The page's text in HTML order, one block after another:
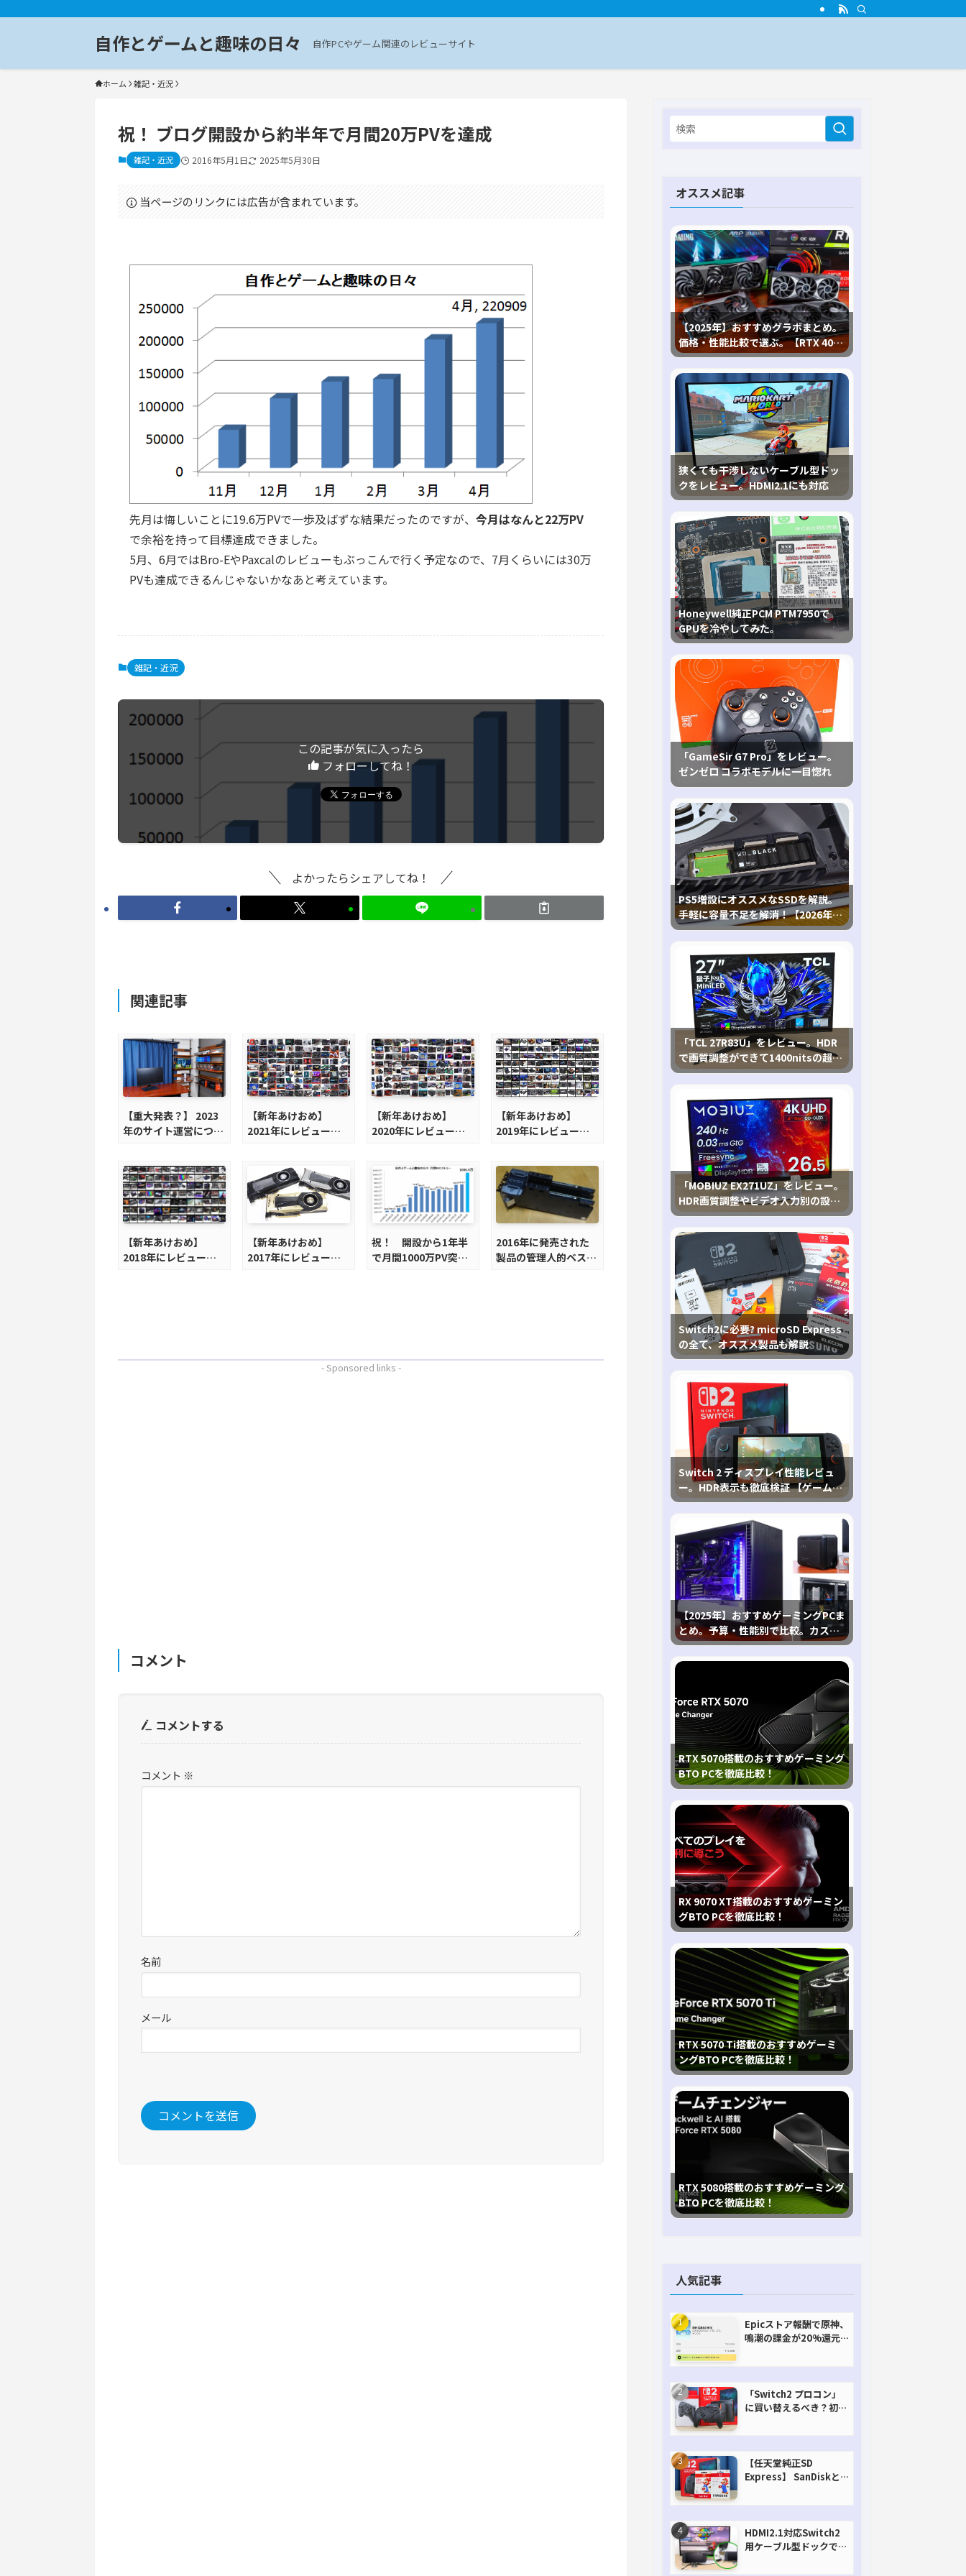
自作とゲームと趣味の日々 自作PCやゲーム関連のレビューサイト
ホーム 雑記・近況
祝！ ブログ開設から約半年で月間20万PVを達成
雑記・近況 2016年5月1日 2025年5月30日
当ページのリンクには広告が含まれています。
先月は悔しいことに19.6万PVで一歩及ばずな結果だったのですが、 今月はなんと22万PV
で余裕を持って目標達成できました。
5月、6月ではBro-EやPaxcalのレビューもぶっこんで行く予定なので、7月くらいには30万
PVも達成できるんじゃないかなあと考えています。
雑記・近況
この記事が気に入ったら
フォローしてね！
よかったらシェアしてね！
関連記事
【重大発表？】 2023
年のサイト運営につい
【新年あけおめ】
2021年にレビューし
【新年あけおめ】
2020年にレビューし
【新年あけおめ】
2019年にレビューし
【新年あけおめ】
2018年にレビューし
【新年あけおめ】
2017年にレビューし
祝！ 開設から1年半
で月間1000万PV突
2016年に発売された
製品の管理人的ベスト
- Sponsored links -
コメント
コメントする
コメント ※
名前
メール
オススメ記事
【2025年】おすすめグラボまとめ。
価格・性能比較で選ぶ。【RTX 40,
RX 7000各種に対応】
狭くても干渉しないケーブル型ドッ
クをレビュー。HDMI2.1にも対応
Honeywell純正PCM PTM7950で
GPUを冷やしてみた。
「GameSir G7 Pro」をレビュー。
ゼンゼロ コラボモデルに一目惚れ
PS5増設にオススメなSSDを解説。
手軽に容量不足を解消！【2026年最
新、PS5 Proにも対応】
「TCL 27R83U」をレビュー。HDR
で画質調整ができて1400nitsの超高
輝度も発揮！
「MOBIUZ EX271UZ」をレビュー。
HDR画質調整やビデオ入力別の設定
が可能な4K有機ELゲーミングモニタ
を徹底検証
Switch2に必要? microSD Express
の全て、オススメ製品も解説
Switch 2 ディスプレイ性能レビュ
ー。HDR表示も徹底検証 【ゲームに
おけるHDRの未来を切り開く1台！】
【2025年】おすすめゲーミングPCま
とめ。予算・性能別で比較。カスタ
マイズ指南も
RTX 5070搭載のおすすめゲーミング
BTO PCを徹底比較！
RX 9070 XT搭載のおすすめゲーミン
グBTO PCを徹底比較！
RTX 5070 Ti搭載のおすすめゲーミ
ングBTO PCを徹底比較！
RTX 5080搭載のおすすめゲーミング
BTO PCを徹底比較！
人気記事
Epicストア報酬で原神、
鳴潮の課金が20%還元
「Switch2 プロコン」
に買い替えるべき？初代
【任天堂純正SD
Express】 SanDiskと
HDMI2.1対応Switch2
用ケーブル型ドックで省